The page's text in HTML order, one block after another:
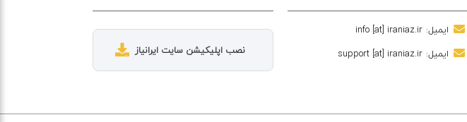
ایمیل: info [at] iraniaz.ir
ایمیل: support [at] iraniaz.ir نصب اپلیکیشن سایت ایرانیاز